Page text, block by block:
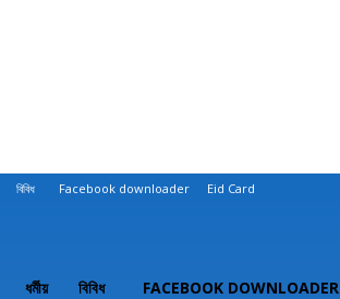
বিবিধ Facebook downloader Eid Card
ধর্মীয় বিবিধ FACEBOOK DOWNLOADER